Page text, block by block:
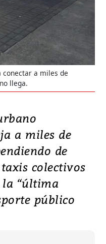
conectar a miles de
llega.
a miles de
de
colectivos
“última
público
de magnitud
este martes 28 de
de Kumamoto,
provocando una
de gran...